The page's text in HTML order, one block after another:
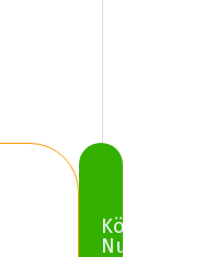
Köp
Nu